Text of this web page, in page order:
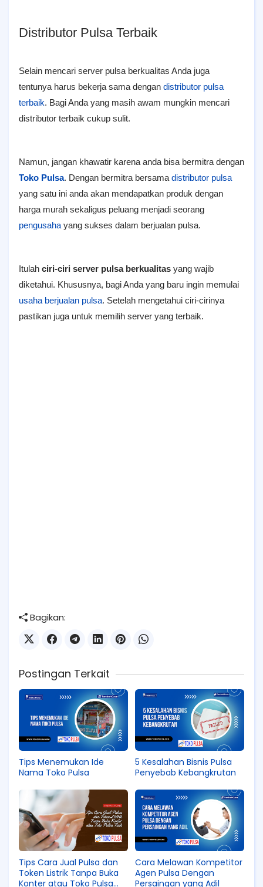
Distributor Pulsa Terbaik
Selain mencari server pulsa berkualitas Anda juga
tentunya harus bekerja sama dengan distributor pulsa
terbaik. Bagi Anda yang masih awam mungkin mencari
distributor terbaik cukup sulit.
Namun, jangan khawatir karena anda bisa bermitra dengan
Toko Pulsa. Dengan bermitra bersama distributor pulsa
yang satu ini anda akan mendapatkan produk dengan
harga murah sekaligus peluang menjadi seorang
pengusaha yang sukses dalam berjualan pulsa.
Itulah ciri-ciri server pulsa berkualitas yang wajib
diketahui. Khususnya, bagi Anda yang baru ingin memulai
usaha berjualan pulsa. Setelah mengetahui ciri-cirinya
pastikan juga untuk memilih server yang terbaik.
Bagikan:
Postingan Terkait
Tips Menemukan Ide
Nama Toko Pulsa
5 Kesalahan Bisnis Pulsa
Penyebab Kebangkrutan
Tips Cara Jual Pulsa dan
Token Listrik Tanpa Buka
Konter atau Toko Pulsa
Cara Melawan Kompetitor
Agen Pulsa Dengan
Persaingan yang Adil